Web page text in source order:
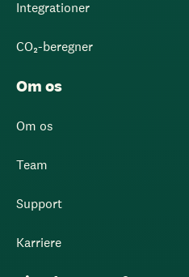
Integrationer
CO₂-beregner
Om os
Om os
Team
Support
Karriere